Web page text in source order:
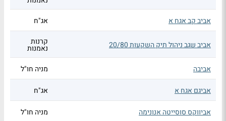
אביב קב אגח א
אג"ח
אביב שגב ניהול תיק השקעות 20/80 קרנות
נאמנות
אביבה
מניה חו"ל
אביגם אגח א אג"ח
אביווקס סוסייטה אנונימה מניה חו"ל